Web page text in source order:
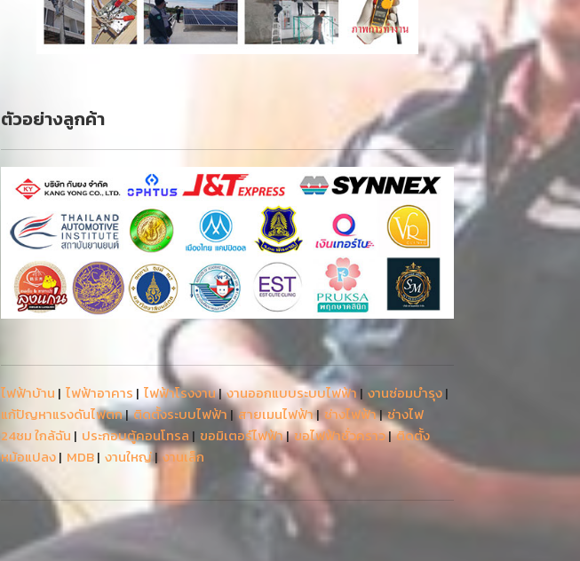
ตัวอย่างลูกค้า
ไฟฟ้าบ้าน | ไฟฟ้าอาคาร | ไฟฟ้าโรงงาน|งานออกแบบระบบไฟฟ้า| งานซ่อมบำรุง|
แก้ปัญหาแรงดันไฟตก|ติดตั้งระบบไฟฟ้า|สายเมนไฟฟ้า| ช่างไฟฟ้า|ช่างไฟ
24ชม ใกล้ฉัน | ประกอบตู้คอนโทรล | ขอมิเตอร์ไฟฟ้า|ขอไฟฟ้าชั่วคราว|ติดตั้ง
หม้อแปลง| MDB| งานใหญ่| งานเล็ก